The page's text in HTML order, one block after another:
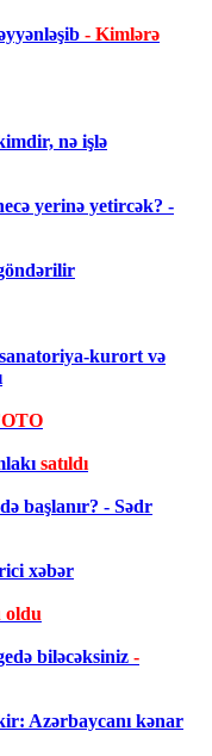
- Kimlərə
nə işlə
yerinə yetircək? -
kurort və
satıldı
başlanır? - Sədr
xəbər
oldu
biləcəksiniz -
Azərbaycanı kənar